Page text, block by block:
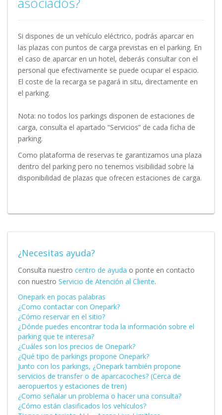
Si dispones de un vehículo eléctrico, podrás aparcar en
las plazas con puntos de carga previstas en el parking. En
el caso de aparcar en un hotel, deberás consultar con el
personal que efectivamente se puede ocupar el espacio.
El coste de la recarga se pagará in situ, directamente en
el parking.
Nota: no todos los parkings disponen de estaciones de
carga, consulta el apartado “Servicios” de cada ficha de
parking.
Como plataforma de reservas te garantizamos una plaza
dentro del parking pero no tenemos visibilidad sobre la
disponibilidad de plazas que ofrecen estaciones de carga.
¿Necesitas ayuda?
Consulta nuestro centro de ayuda o ponte en contacto
con nuestro Servicio de Atención al Cliente.
Onepark en pocas palabras
¿Como contactar con Onepark?
¿Cómo reservar en el sitio?
¿Dónde puedes encontrar toda la información sobre el
parking que te interesa?
¿Cuáles son los precios de Onepark?
¿Qué tipo de parkings propone Onepark?
Junto con los parkings, ¿Onepark también propone
servicios de transfer o de aparcacoches? (Cerca de
aeropuertos y estaciones de tren)
¿Como señalar un problema o hacer una consulta?
¿Cómo están clasificados los vehículos?